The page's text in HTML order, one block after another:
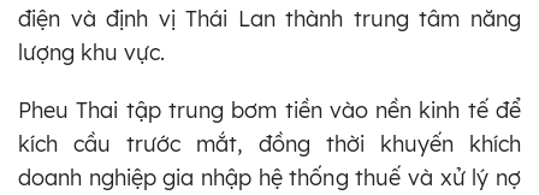
điện và định vị Thái Lan thành trung tâm năng
lượng khu vực.
Pheu Thai tập trung bơm tiền vào nền kinh tế để
kích cầu trước mắt, đồng thời khuyến khích
doanh nghiệp gia nhập hệ thống thuế và xử lý nợ